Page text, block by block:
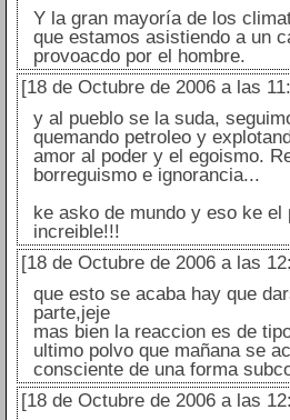
Y la gran mayoría de los
que estamos asistiendo a un
provoacdo por el hombre.
[18 de Octubre de 2006 a las
y al pueblo se la suda,
quemando petroleo y
amor al poder y el egoismo.
borreguismo e ignorancia...
ke asko de mundo y eso ke el
increible!!!
[18 de Octubre de 2006 a las
que esto se acaba hay que
parte,jeje
mas bien la reaccion es de
ultimo polvo que mañana se
consciente de una forma
[18 de Octubre de 2006 a las